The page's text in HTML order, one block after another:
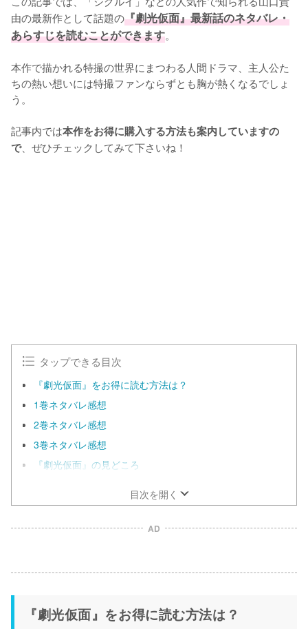
由の最新作として話題の『劇光仮面』最新話のネタバレ・
あらすじを読むことができます。
本作で描かれる特撮の世界にまつわる人間ドラマ、主人公た
ちの熱い想いには特撮ファンならずとも胸が熱くなるでしょ
う。
記事内では本作をお得に購入する方法も案内していますの
で、ぜひチェックしてみて下さいね！
タップできる目次
『劇光仮面』をお得に読む方法は？
1巻ネタバレ感想
2巻ネタバレ感想
3巻ネタバレ感想
『劇光仮面』の見どころ
目次を開く
AD
『劇光仮面』をお得に読む方法は？